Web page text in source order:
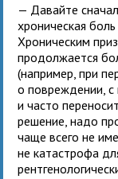
— Давайте
хроническая
Хроническим
продолжается
(например, при
о повреждении, с
и часто
решение, надо
чаще всего не
не катастрофа